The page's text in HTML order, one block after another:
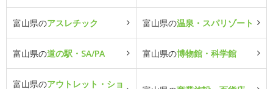
富山県のアスレチック 富山県の温泉・スパリゾート
富山県の道の駅・SA/PA 富山県の博物館・科学館
富山県のアウトレット・ショ